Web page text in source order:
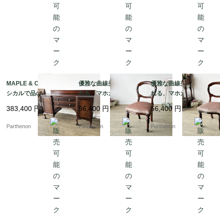
MAPLE & Co社製 クラ
シカルで品のある佇ま
いのマホガニーサイド
ボード【s72】
383,400 円
Parthenon
優雅な曲線美に魅了さ
れる、マホガニーアン
ティークバルーンチェ
ア 張替え済み【c347
-2】
56,400 円
Parthenon
優雅な曲線美に魅了さ
れる、マホガニーアン
ティークバルーンチェ
ア 張替え済み【c347
-1】
56,400 円
Parthenon